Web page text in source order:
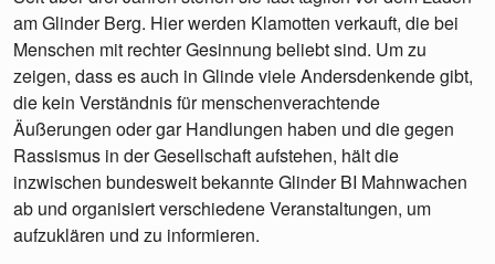
am Glinder Berg. Hier werden Klamotten verkauft, die bei
Menschen mit rechter Gesinnung beliebt sind. Um zu
zeigen, dass es auch in Glinde viele Andersdenkende gibt,
die kein Verständnis für menschenverachtende
Äußerungen oder gar Handlungen haben und die gegen
Rassismus in der Gesellschaft aufstehen, hält die
inzwischen bundesweit bekannte Glinder BI Mahnwachen
ab und organisiert verschiedene Veranstaltungen, um
aufzuklären und zu informieren.